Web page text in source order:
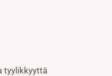
tyylikkyyttä